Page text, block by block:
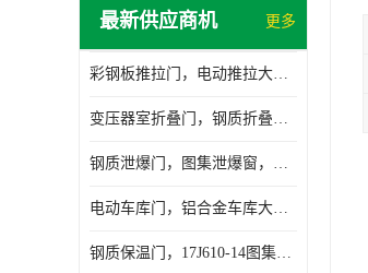
最新供应商机 更多
彩钢板推拉门，电动推拉大门，夹芯板大门，安徽厂房推拉门
变压器室折叠门，钢质折叠门，电动折叠大门定做，安徽折叠门厂家
钢质泄爆门，图集泄爆窗，AB型泄爆窗，抗爆门定做
电动车库门，铝合金车库大门，保温车库门厂家，安徽车库门定做
钢质保温门，17J610-14图集保温门，平开钢质保温门